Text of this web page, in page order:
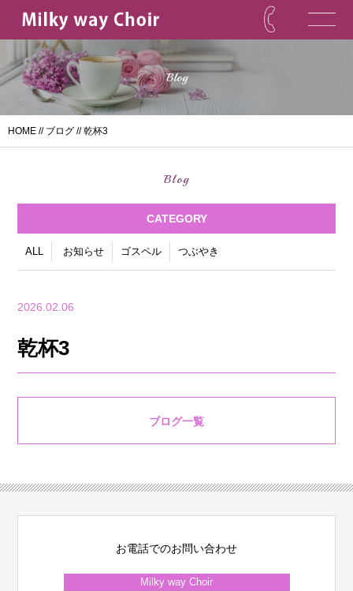
Blog
HOME // ブログ // 乾杯3
Blog
CATEGORY
ALL お知らせ ゴスペル つぶやき
2026.02.06
乾杯3
ブログ一覧
お電話でのお問い合わせ
Milky way Choir